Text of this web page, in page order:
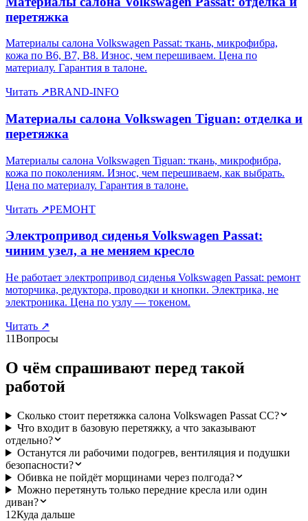
перетяжка
Материалы салона Volkswagen Passat: ткань, микрофибра,
кожа по B6, B7, B8. Износ, чем перешиваем. Цена по
материалу. Гарантия в талоне.
Читать ↗BRAND-INFO
Материалы салона Volkswagen Tiguan: отделка и
перетяжка
Материалы салона Volkswagen Tiguan: ткань, микрофибра,
кожа по поколениям. Износ, чем перешиваем, как выбрать.
Цена по материалу. Гарантия в талоне.
Читать ↗РЕМОНТ
Электропривод сиденья Volkswagen Passat:
чиним узел, а не меняем кресло
Не работает электропривод сиденья Volkswagen Passat: ремонт
моторчика, редуктора, проводки и кнопки. Электрика, не
электроника. Цена по узлу — токеном.
Читать ↗
11Вопросы
О чём спрашивают перед такой
работой
Сколько стоит перетяжка салона Volkswagen Passat CC?
Что входит в базовую перетяжку, а что заказывают
отдельно?
Останутся ли рабочими подогрев, вентиляция и подушки
безопасности?
Обивка не пойдёт морщинами через полгода?
Можно перетянуть только передние кресла или один
диван?
12Куда дальше